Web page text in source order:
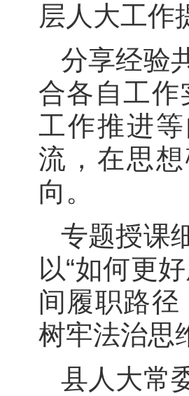
层人大工作
分享经验
合各自工
工作推进
流，在思
向。
专题授课
以“如何更
间履职路
树牢法治思
县人大常